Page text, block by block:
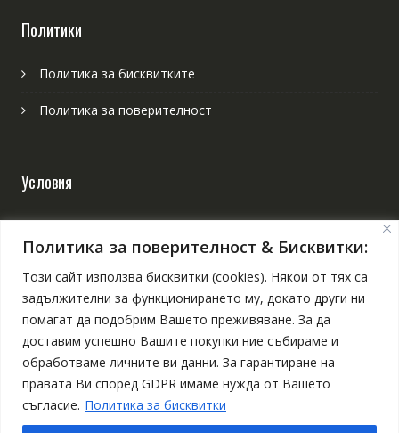
Политика за поверителност & Бисквитки:
Този сайт използва бисквитки (cookies). Някои от тях са
задължителни за функционирането му, докато други ни
помагат да подобрим Вашето преживяване. За да
доставим успешно Вашите покупки ние събираме и
обработваме личните ви данни. За гарантиране на
правата Ви според GDPR имаме нужда от Вашето
съгласие. Политика за бисквитки
Политики
Политика за бисквитките
Политика за поверителност
Условия
Онлайн решаване на спорове
Отказ от поръчка и връщане на продукт